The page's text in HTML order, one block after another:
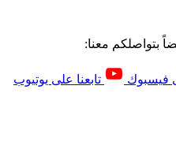
بتواصلكم معنا:
فيسبوك
تابعنا على يوتيوب